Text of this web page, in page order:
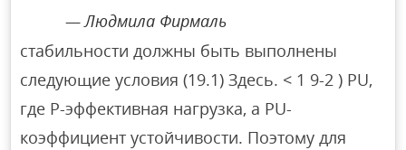
Людмила Фирмаль
стабильности должны быть выполнены
следующие условия (19.1) Здесь. < 1 9-2 ) PU,
где P-эффективная нагрузка, а PU-
коэффициент устойчивости. Поэтому для